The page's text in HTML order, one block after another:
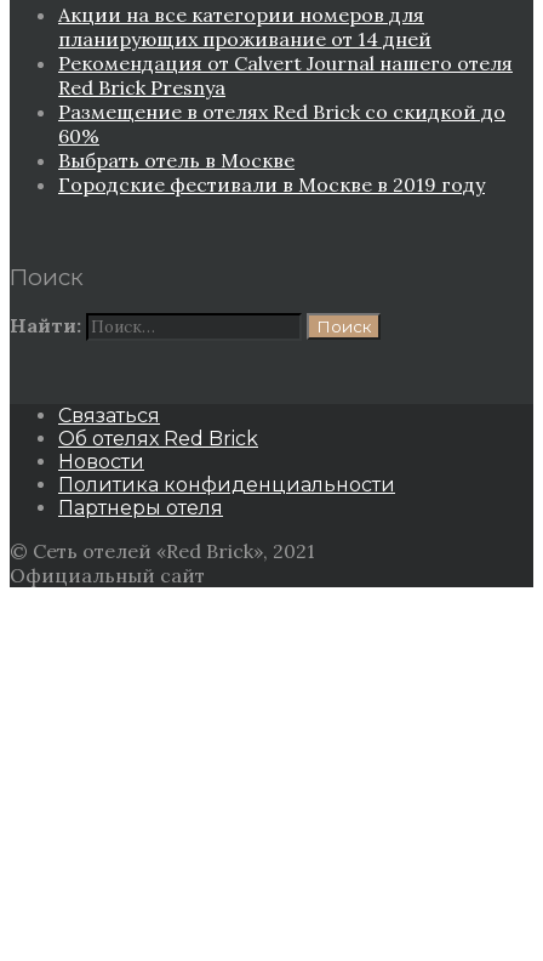
Акции на все категории номеров для
планирующих проживание от 14 дней
Рекомендация от Сalvert Journal нашего отеля
Red Brick Presnya
Размещение в отелях Red Brick со скидкой до
60%
Выбрать отель в Москве
Городские фестивали в Москве в 2019 году
Поиск
Найти:
Связаться
Об отелях Red Brick
Новости
Политика конфиденциальности
Партнеры отеля
© Сеть отелей «Red Brick», 2021
Официальный сайт